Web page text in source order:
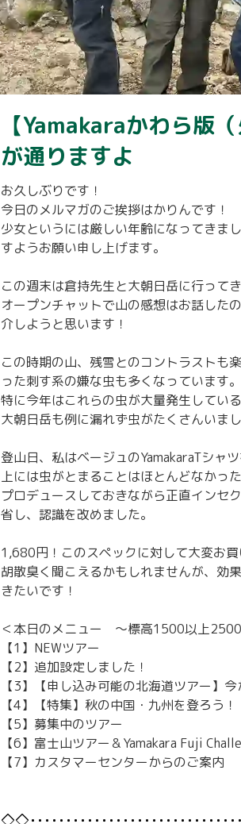
【Yamakaraかわら版
が通りますよ
お久しぶりです！
今日のメルマガのご挨拶はかりんです！
少女というには厳しい年齢になってきま
すようお願い申し上げます。
この週末は倉持先生と大朝日岳に行ってき
オープンチャットで山の感想はお話した
介しようと思います！
この時期の山、残雪とのコントラストも
った刺す系の嫌な虫も多くなっています
特に今年はこれらの虫が大量発生してい
大朝日岳も例に漏れず虫がたくさんいまし
登山日、私はベージュのYamakaraTシャ
上には虫がとまることはほとんどなかっ
プロデュースしておきながら正直インセ
省し、認識を改めました。
1,680円！このスペックに対して大変お買
胡散臭く聞こえるかもしれませんが、効
きたいです！
＜本日のメニュー ～標高1500以上
【1】NEWツアー
【2】追加設定しました！
【3】【申し込み可能の北海道ツアー】今
【4】【特集】秋の中国・九州を登ろう！
【5】募集中のツアー
【6】富士山ツアー＆Yamakara Fuji
【7】カスタマーセンターからのご案内